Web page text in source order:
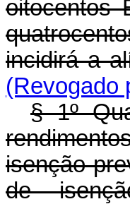
oitocentos
incidirá a
(Revogado
§ 1º
isenção
de